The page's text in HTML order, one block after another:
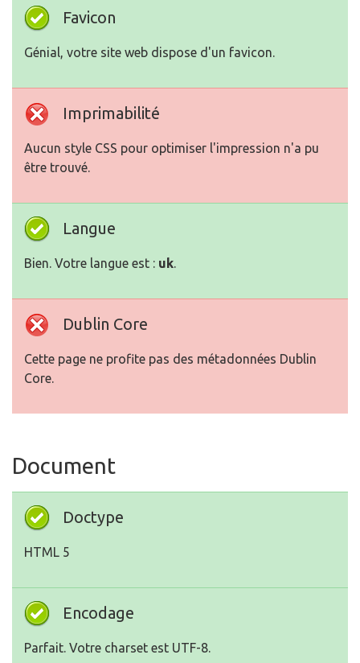
Favicon
Génial, votre site web dispose d'un favicon.
Imprimabilité
Aucun style CSS pour optimiser l'impression n'a pu
être trouvé.
Langue
Bien. Votre langue est : uk.
Dublin Core
Cette page ne profite pas des métadonnées Dublin
Core.
Document
Doctype
HTML 5
Encodage
Parfait. Votre charset est UTF-8.